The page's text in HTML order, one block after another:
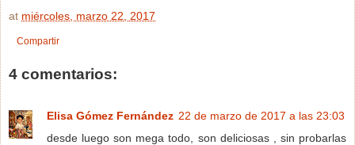
at miércoles, marzo 22, 2017
Compartir
4 comentarios:
Elisa Gómez Fernández 22 de marzo de 2017 a las 23:03
desde luego son mega todo, son deliciosas , sin probarlas